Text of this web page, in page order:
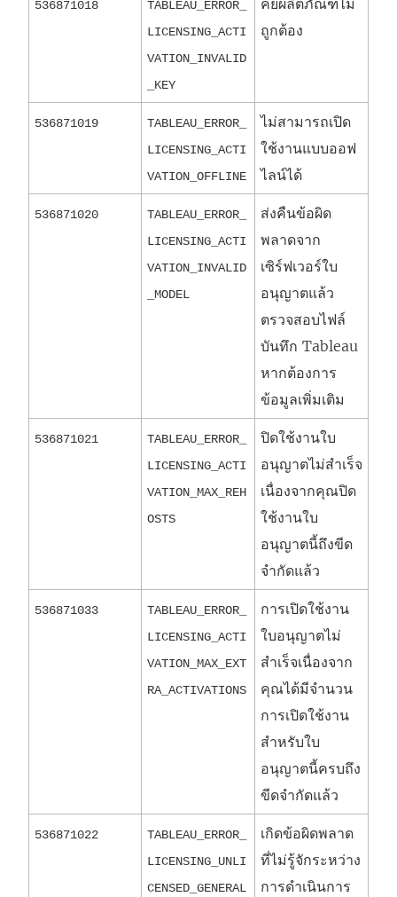
536871018
TABLEAU_ERROR_
LICENSING_ACTI
VATION_INVALID
_KEY
คีย์ผลิตภัณฑ์ไม่
ถูกต้อง
536871019
TABLEAU_ERROR_
LICENSING_ACTI
VATION_OFFLINE
ไม่สามารถเปิด
ใช้งานแบบออฟ
ไลน์ได้
536871020
TABLEAU_ERROR_
LICENSING_ACTI
VATION_INVALID
_MODEL
ส่งคืนข้อผิด
พลาดจาก
เซิร์ฟเวอร์ใบ
อนุญาตแล้ว
ตรวจสอบไฟล์
บันทึก Tableau
หากต้องการ
ข้อมูลเพิ่มเติม
536871021
TABLEAU_ERROR_
LICENSING_ACTI
VATION_MAX_REH
OSTS
ปิดใช้งานใบ
อนุญาตไม่สำเร็จ
เนื่องจากคุณปิด
ใช้งานใบ
อนุญาตนี้ถึงขีด
จำกัดแล้ว
536871033
TABLEAU_ERROR_
LICENSING_ACTI
VATION_MAX_EXT
RA_ACTIVATIONS
การเปิดใช้งาน
ใบอนุญาตไม่
สำเร็จเนื่องจาก
คุณได้มีจำนวน
การเปิดใช้งาน
สำหรับใบ
อนุญาตนี้ครบถึง
ขีดจำกัดแล้ว
536871022
TABLEAU_ERROR_
LICENSING_UNLI
CENSED_GENERAL
เกิดข้อผิดพลาด
ที่ไม่รู้จักระหว่าง
การดำเนินการ